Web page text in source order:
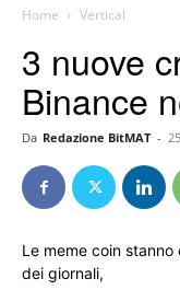
Home Vertical
3 nuove
Binance
Da Redazione BitMAT -
Le meme coin
dei giornali,